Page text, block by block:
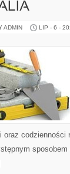
ADMIN LIP - 6 -
oraz codzienności